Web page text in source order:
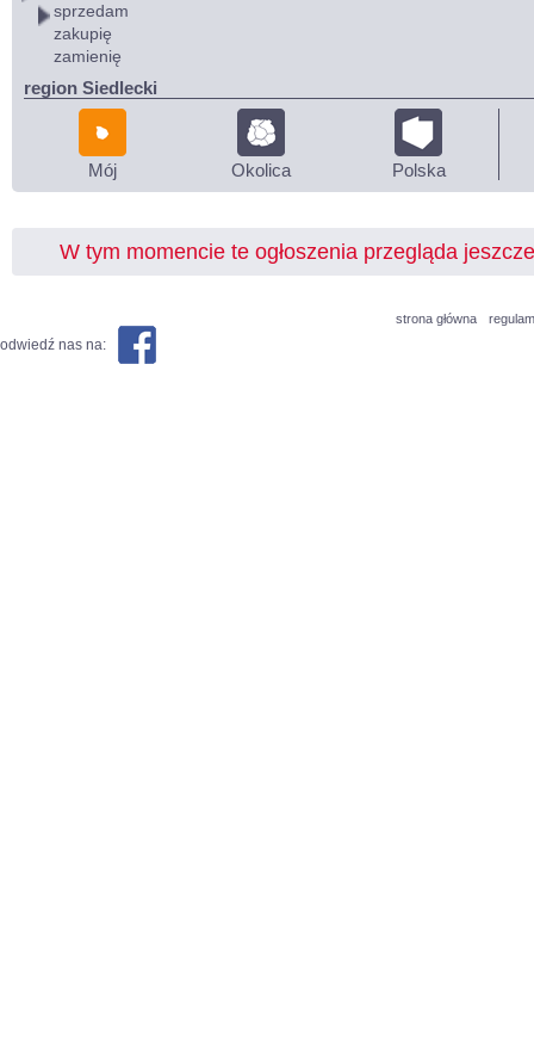
sprzedam
zakupię
zamienię
region Siedlecki
Mój Okolica Polska
W tym momencie te ogłoszenia przegląda
strona główna
odwiedź nas na: